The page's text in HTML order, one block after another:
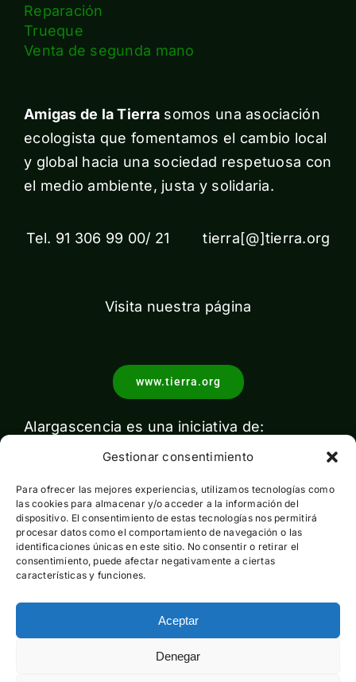
Gestionar consentimiento
Para ofrecer las mejores experiencias, utilizamos tecnologías como
las cookies para almacenar y/o acceder a la información del
dispositivo. El consentimiento de estas tecnologías nos permitirá
procesar datos como el comportamiento de navegación o las
identificaciones únicas en este sitio. No consentir o retirar el
consentimiento, puede afectar negativamente a ciertas
características y funciones.
Aceptar
Denegar
Reparación
Trueque
Venta de segunda mano
Amigas de la Tierra somos una asociación
ecologista que fomentamos el cambio local
y global hacia una sociedad respetuosa con
el medio ambiente, justa y solidaria.
Tel. 91 306 99 00/ 21 tierra[@]tierra.org
Visita nuestra página
www.tierra.org
Alargascencia es una iniciativa de:
Con el apoyo de:
Esta actividad ha sido financiada por el Ministerio para la